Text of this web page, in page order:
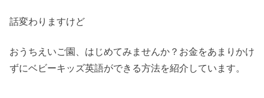
話変わりますけど
おうちえいご園、はじめてみませんか？お金をあまりかけ
ずにベビーキッズ英語ができる方法を紹介しています。